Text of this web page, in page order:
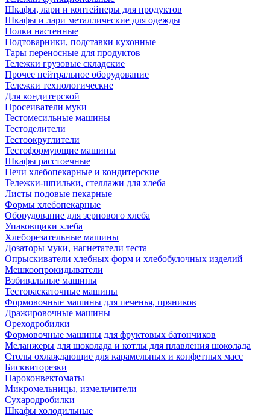
Шкафы, лари и контейнеры для продуктов
Шкафы и лари металлические для одежды
Полки настенные
Подтоварники, подставки кухонные
Тары переносные для продуктов
Тележки грузовые складские
Прочее нейтральное оборудование
Тележки технологические
Для кондитерской
Просеиватели муки
Тестомесильные машины
Тестоделители
Тестоокруглители
Тестоформующие машины
Шкафы расстоечные
Печи хлебопекарные и кондитерские
Тележки-шпильки, стеллажи для хлеба
Листы подовые пекарные
Формы хлебопекарные
Оборудование для зернового хлеба
Упаковщики хлеба
Хлеборезательные машины
Дозаторы муки, нагнетатели теста
Опрыскиватели хлебных форм и хлебобулочных изделий
Мешкоопрокидыватели
Взбивальные машины
Тестораскаточные машины
Формовочные машины для печенья, пряников
Дражировочные машины
Ореходробилки
Формовочные машины для фруктовых батончиков
Меланжеры для шоколада и котлы для плавления шоколада
Столы охлаждающие для карамельных и конфетных масс
Бисквиторезки
Пароконвектоматы
Микромельницы, измельчители
Сухародробилки
Шкафы холодильные